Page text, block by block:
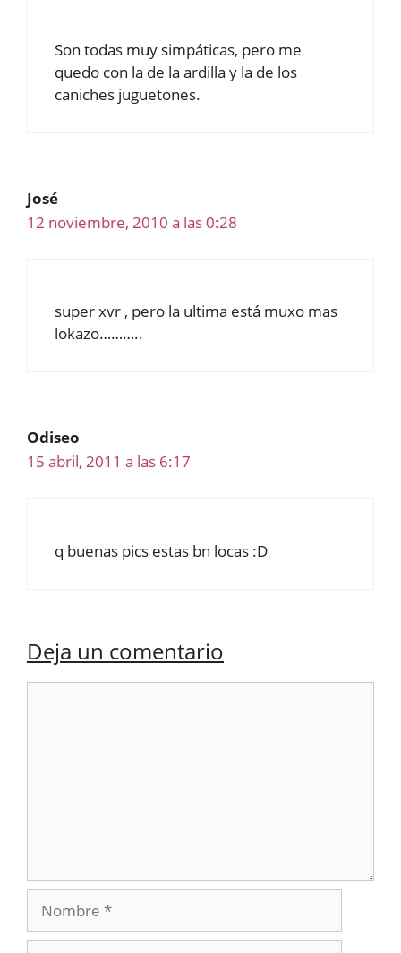
Son todas muy simpáticas, pero me
quedo con la de la ardilla y la de los
caniches juguetones.
José
12 noviembre, 2010 a las 0:28
super xvr , pero la ultima está muxo mas
lokazo………..
Odiseo
15 abril, 2011 a las 6:17
q buenas pics estas bn locas :D
Deja un comentario
Nombre